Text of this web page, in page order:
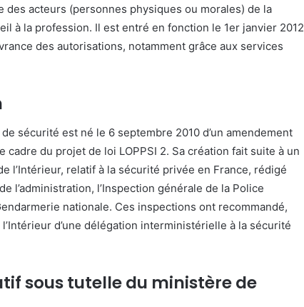
acteurs (personnes physiques ou morales) de la
à la profession. Il est entré en fonction le 1er janvier 2012
des autorisations, notamment grâce aux services
sécurité est né le 6 septembre 2010 d’un amendement
cadre du projet de loi LOPPSI 2. Sa création fait suite à un
l’Intérieur, relatif à la sécurité privée en France, rédigé
l’administration, l’Inspection générale de la Police
nationale. Ces inspections ont recommandé,
d’une délégation interministérielle à la sécurité
sous tutelle du ministère de